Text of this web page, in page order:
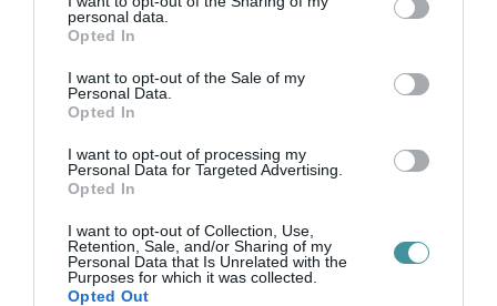
grant or deny consent to Google and its third-party tags to
use your data for below specified purposes in below Google
consent section.
personal data.
Opted In
I want to opt-out of the Sale of my
Personal Data.
Opted In
I want to opt-out of processing my
Personal Data for Targeted Advertising.
Opted In
I want to opt-out of Collection, Use,
Retention, Sale, and/or Sharing of my
Personal Data that Is Unrelated with the
Purposes for which it was collected.
Opted Out
Legfrissebb híreink
35 PERCES TANÓRÁK ÉS KEVESEBB HÁZI
FELADAT JÖHET AZ ALSÓ ...
2026. augusztus 08|